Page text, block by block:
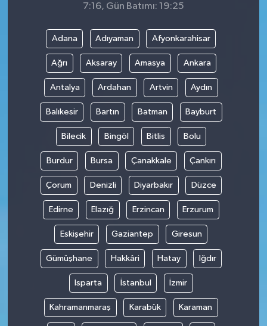
7:16, Gün Batımı: 19:25
Adana Adıyaman Afyonkarahisar
Ağrı Aksaray Amasya Ankara
Antalya Ardahan Artvin Aydın
Balıkesir Bartın Batman Bayburt
Bilecik Bingöl Bitlis Bolu
Burdur Bursa Çanakkale Çankırı
Çorum Denizli Diyarbakır Düzce
Edirne Elazığ Erzincan Erzurum
Eskişehir Gaziantep Giresun
Gümüşhane Hakkâri Hatay Iğdır
Isparta İstanbul İzmir
Kahramanmaraş Karabük Karaman